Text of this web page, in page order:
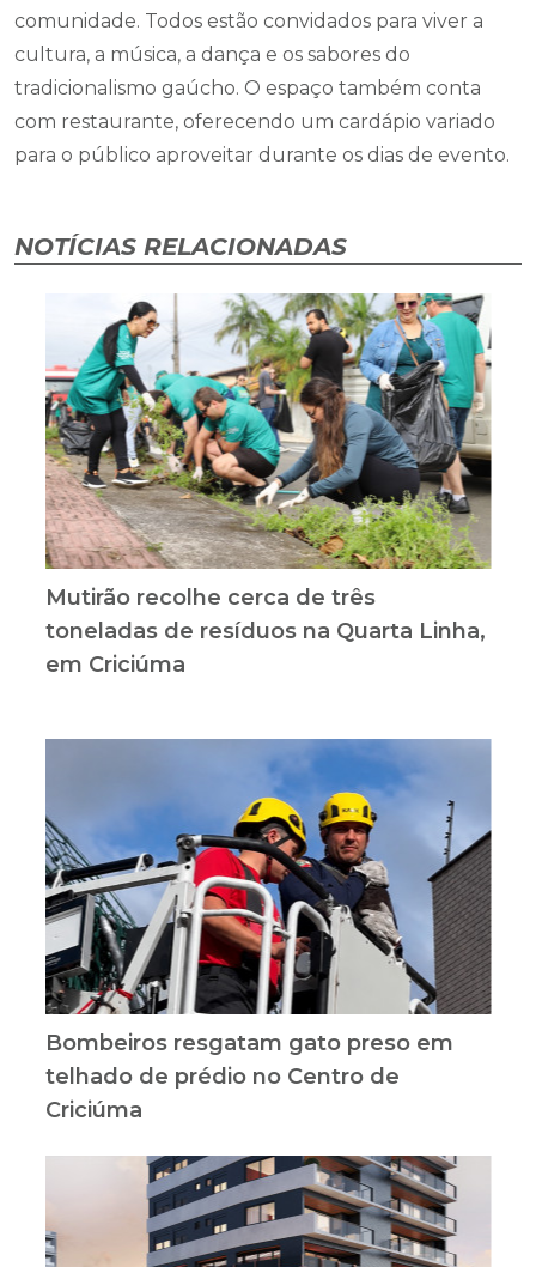
comunidade. Todos estão convidados para viver a
cultura, a música, a dança e os sabores do
tradicionalismo gaúcho. O espaço também conta
com restaurante, oferecendo um cardápio variado
para o público aproveitar durante os dias de evento.
NOTÍCIAS RELACIONADAS
Mutirão recolhe cerca de três
toneladas de resíduos na Quarta Linha,
em Criciúma
Bombeiros resgatam gato preso em
telhado de prédio no Centro de
Criciúma